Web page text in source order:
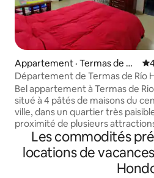
Appartement · Termas de Rí
o Hondo
Département de Termas de Río
Bel appartement à Termas de
situé à 4 pâtés de maisons du
ville, dans un quartier très
proximité de plusieurs
touristiques. Caractéristiques du
logement : - Eau thermale - WiFi ; -
Télévision connectée -
(refroidissement/chauffage) -
Les commodités
locations de